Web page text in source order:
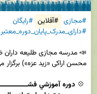
#مجازی #آفلاین #رایگان
#دارای_مدرک_پایان_دوره_معتبر